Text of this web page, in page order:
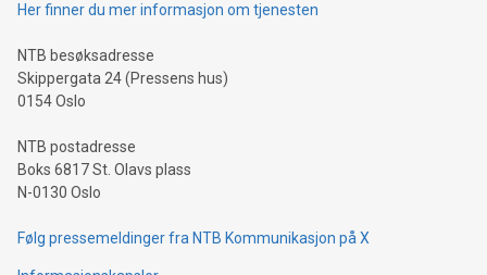
Her finner du mer informasjon om tjenesten
NTB besøksadresse
Skippergata 24 (Pressens hus)
0154 Oslo
NTB postadresse
Boks 6817 St. Olavs plass
N-0130 Oslo
Følg pressemeldinger fra NTB Kommunikasjon på X